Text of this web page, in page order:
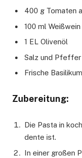
400 g Tomaten
100 ml Weißwein
1 EL Olivenöl
Salz und Pfeffer
Frische
Zubereitung:
Die Pasta in
dente ist.
In einer großen